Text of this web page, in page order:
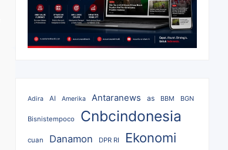
Adira AI Amerika Antaranews as BBM BGN
Bisnistempoco Cnbcindonesia
cuan Danamon DPR RI Ekonomi